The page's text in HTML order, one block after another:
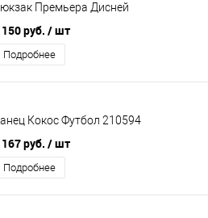
Премьера Дисней
150 руб. / шт
Подробнее
Кокос Футбол 210594
руб. / шт
Подробнее